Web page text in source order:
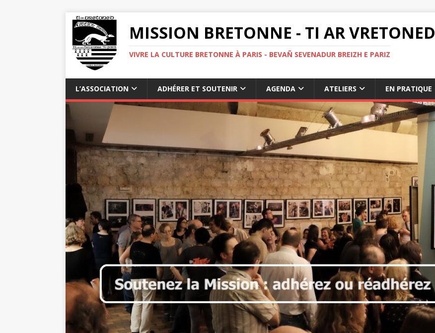
MISSION BRETONNE - TI AR VRETONED
VIVRE LA CULTURE BRETONNE À PARIS - BEVAÑ SEVENADUR BREIZH E PARIZ
L’ASSOCIATION ADHÉRER ET SOUTENIR AGENDA ATELIERS EN PRATIQUE